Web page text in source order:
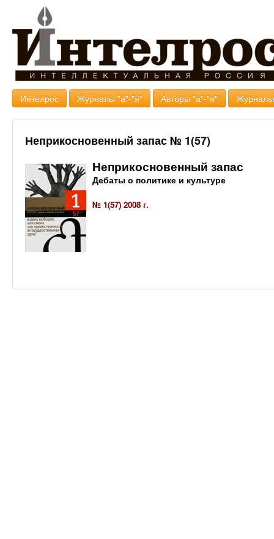
Интелрос Журналы "а"-"я" Авторы "а"-"я"
Неприкосновенный запас № 1(57)
Неприкосновенный запас
Дебаты о политике и культуре
№ 1(57) 2008 г.